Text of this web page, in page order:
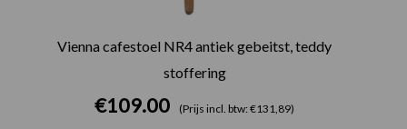
Vienna cafestoel NR4 antiek gebeitst, teddy
stoffering
€109.00 (Prijs incl. btw: €131,89)